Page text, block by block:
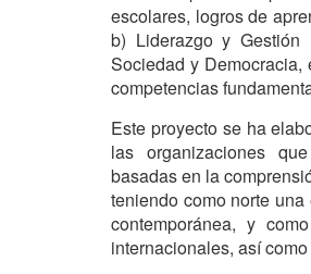
escolares, logros de
b) Liderazgo y Gestión
Sociedad y
competencias
Este proyecto se ha
las organizaciones
basadas en la
teniendo como norte
contemporánea, y
internacionales, así